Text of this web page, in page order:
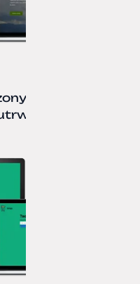
z miłości do
naszych